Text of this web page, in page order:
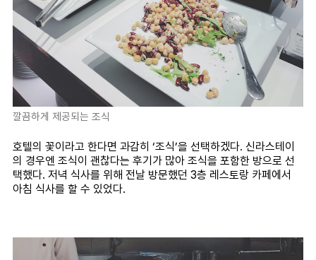
깔끔하게 제공되는 조식
호텔의 꽃이라고 한다면 과감히 ‘조식’을 선택하겠다. 신라스테이
의 경우엔 조식이 괜찮다는 후기가 많아 조식을 포함한 방으로 선
택했다. 저녁 식사를 위해 전날 방문했던 3층 레스토랑 카페에서
아침 식사를 할 수 있었다.